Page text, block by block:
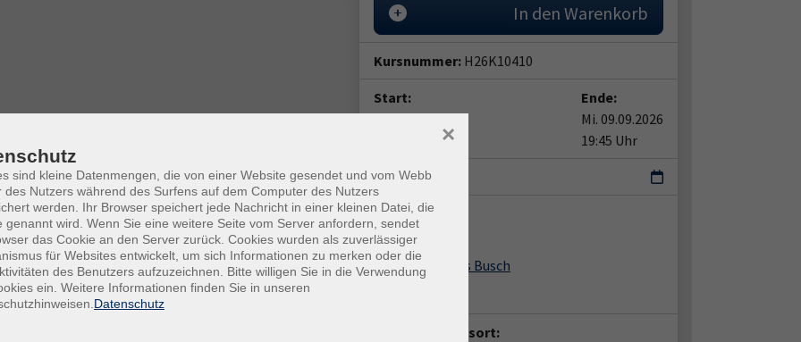
second largest cemetery in Germany and the tenth
park and comprises a great number of historically
the First World War, the Italian and Commonwealth
chapel built in Norwegian style was the site of
In den Warenkorb
Kursnummer: H26K10410
Start:
Mi. 09.09.2026
Ende:
Mi. 09.09.2026
19:45 Uhr
1x Mi
Dozent*in:
Klaus Busch
Veranstaltungsort:
sind kleine Datenmengen, die von einer Website gesendet und vom Webb
des Nutzers während des Surfens auf dem Computer des Nutzers
werden. Ihr Browser speichert jede Nachricht in einer kleinen Datei, die
genannt wird. Wenn Sie eine weitere Seite vom Server anfordern, sendet
das Cookie an den Server zurück. Cookies wurden als zuverlässiger
für Websites entwickelt, um sich Informationen zu merken oder die
des Benutzers aufzuzeichnen. Bitte willigen Sie in die Verwendung
ein. Weitere Informationen finden Sie in unseren
Datenschutz
×